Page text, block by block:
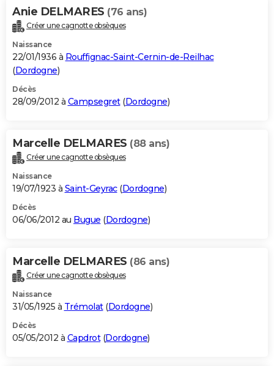
Anie DELMARES (76 ans)
Créer une cagnotte obsèques
Naissance
22/01/1936 à Rouffignac-Saint-Cernin-de-Reilhac
(Dordogne)
Décès
28/09/2012 à Campsegret(Dordogne)
Marcelle DELMARES (88 ans)
Créer une cagnotte obsèques
Naissance
19/07/1923 à Saint-Geyrac(Dordogne)
Décès
06/06/2012 au Bugue (Dordogne)
Marcelle DELMARES (86 ans)
Créer une cagnotte obsèques
Naissance
31/05/1925 à Trémolat(Dordogne)
Décès
05/05/2012 à Capdrot(Dordogne)